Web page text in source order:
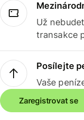
Už
transakce
Posílejte
Vaše
Zaregistrovat se